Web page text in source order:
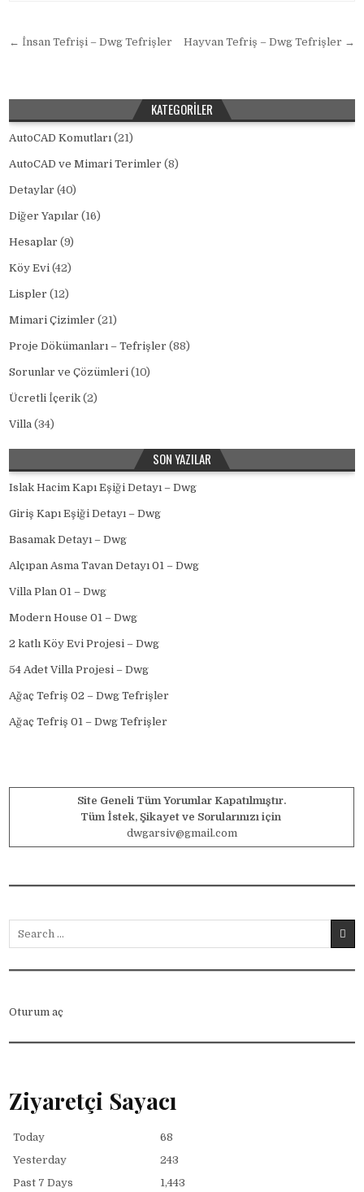
Yazı gezinmesi Hayvan Tefriş – Dwg Tefrişler →
← İnsan Tefrişi – Dwg Tefrişler
KATEGORILER
AutoCAD Komutları (21)
AutoCAD ve Mimari Terimler (8)
Detaylar (40)
Diğer Yapılar (16)
Hesaplar (9)
Köy Evi (42)
Lispler (12)
Mimari Çizimler (21)
Proje Dökümanları – Tefrişler (88)
Sorunlar ve Çözümleri (10)
Ücretli İçerik (2)
Villa (34)
SON YAZILAR
Islak Hacim Kapı Eşiği Detayı – Dwg
Giriş Kapı Eşiği Detayı – Dwg
Basamak Detayı – Dwg
Alçıpan Asma Tavan Detayı 01 – Dwg
Villa Plan 01 – Dwg
Modern House 01 – Dwg
2 katlı Köy Evi Projesi – Dwg
54 Adet Villa Projesi – Dwg
Ağaç Tefriş 02 – Dwg Tefrişler
Ağaç Tefriş 01 – Dwg Tefrişler
Site Geneli Tüm Yorumlar Kapatılmıştır.
Tüm İstek, Şikayet ve Sorularınızı için
dwgarsiv@gmail.com
Oturum aç
Ziyaretçi Sayacı
Today
68
Yesterday
243
Past 7 Days
1,443